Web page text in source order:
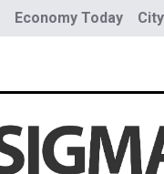
Economy Today City